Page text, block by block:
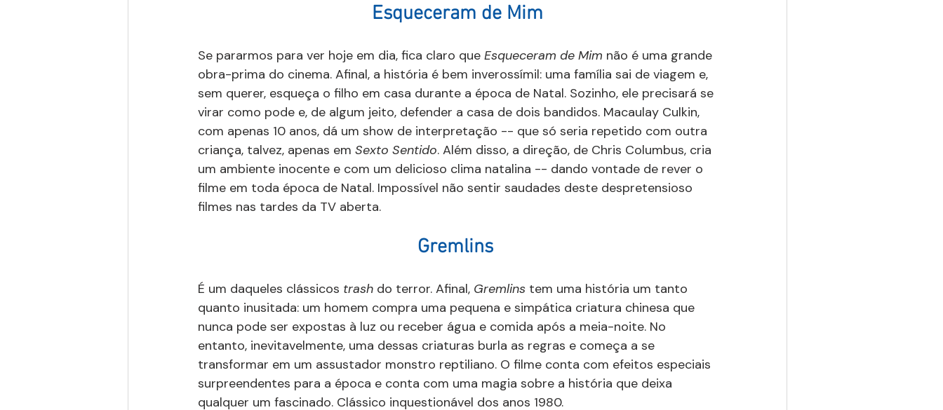
Esqueceram de Mim
Se pararmos para ver hoje em dia, fica claro que Esqueceram de Mim não é uma grande
obra-prima do cinema. Afinal, a história é bem inverossímil: uma família sai de viagem e,
sem querer, esqueça o filho em casa durante a época de Natal. Sozinho, ele precisará se
virar como pode e, de algum jeito, defender a casa de dois bandidos. Macaulay Culkin,
com apenas 10 anos, dá um show de interpretação -- que só seria repetido com outra
criança, talvez, apenas em Sexto Sentido. Além disso, a direção, de Chris Columbus, cria
um ambiente inocente e com um delicioso clima natalina -- dando vontade de rever o
filme em toda época de Natal. Impossível não sentir saudades deste despretensioso
filmes nas tardes da TV aberta.
Gremlins
É um daqueles clássicos trash do terror. Afinal, Gremlins tem uma história um tanto
quanto inusitada: um homem compra uma pequena e simpática criatura chinesa que
nunca pode ser expostas à luz ou receber água e comida após a meia-noite. No
entanto, inevitavelmente, uma dessas criaturas burla as regras e começa a se
transformar em um assustador monstro reptiliano. O filme conta com efeitos especiais
surpreendentes para a época e conta com uma magia sobre a história que deixa
qualquer um fascinado. Clássico inquestionável dos anos 1980.